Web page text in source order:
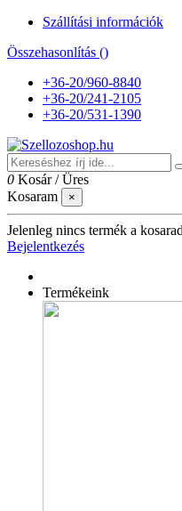
Szállítási információk
Összehasonlítás ()
+36-20/960-8840
+36-20/241-2105
+36-20/531-1390
0 Kosár /Üres
Kosaram
×
Jelenleg nincs termék a
Bejelentkezés
Termékeink